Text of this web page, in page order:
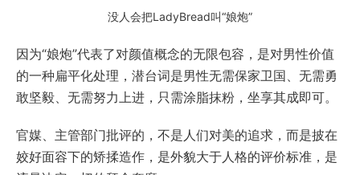
没人会把LadyBread叫“娘炮”
因为“娘炮”代表了对颜值概念的无限包容，是对男性价值
的一种扁平化处理，潜台词是男性无需保家卫国、无需勇
敢坚毅、无需努力上进，只需涂脂抹粉，坐享其成即可。
官媒、主管部门批评的，不是人们对美的追求，而是披在
姣好面容下的矫揉造作，是外貌大于人格的评价标准，是